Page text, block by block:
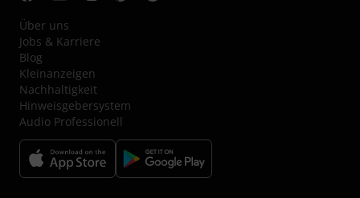
Über uns
Jobs & Karriere
Blog
Kleinanzeigen
Nachhaltigkeit
Hinweisgebersystem
Audio Professionell